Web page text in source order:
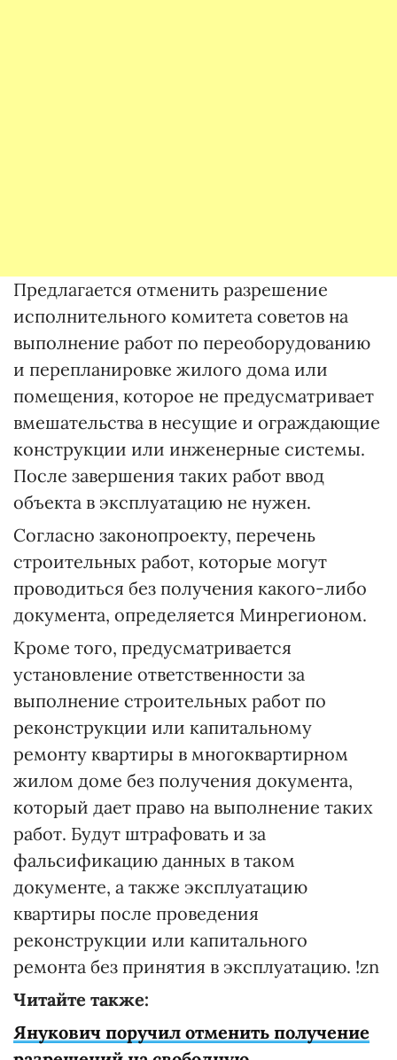
Предлагается отменить разрешение
исполнительного комитета советов на
выполнение работ по переоборудованию
и перепланировке жилого дома или
помещения, которое не предусматривает
вмешательства в несущие и ограждающие
конструкции или инженерные системы.
После завершения таких работ ввод
объекта в эксплуатацию не нужен.
Согласно законопроекту, перечень
строительных работ, которые могут
проводиться без получения какого-либо
документа, определяется Минрегионом.
Кроме того, предусматривается
установление ответственности за
выполнение строительных работ по
реконструкции или капитальному
ремонту квартиры в многоквартирном
жилом доме без получения документа,
который дает право на выполнение таких
работ. Будут штрафовать и за
фальсификацию данных в таком
документе, а также эксплуатацию
квартиры после проведения
реконструкции или капитального
ремонта без принятия в эксплуатацию. !zn
Читайте также:
Янукович поручил отменить получение